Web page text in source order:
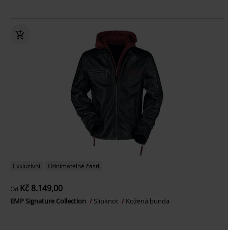
Exkluzivní Odnímatelné části
Od Kč 8.149,00
EMP Signature Collection Slipknot Kožená bunda